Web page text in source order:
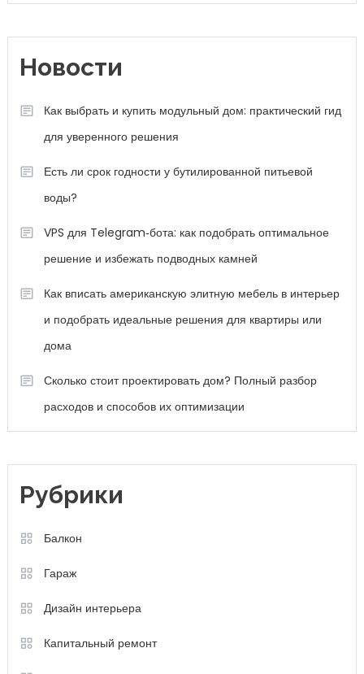
Новости
Как выбрать и купить модульный дом: практический гид
для уверенного решения
Есть ли срок годности у бутилированной питьевой
воды?
VPS для Telegram‑бота: как подобрать оптимальное
решение и избежать подводных камней
Как вписать американскую элитную мебель в интерьер
и подобрать идеальные решения для квартиры или
дома
Сколько стоит проектировать дом? Полный разбор
расходов и способов их оптимизации
Рубрики
Балкон
Гараж
Дизайн интерьера
Капитальный ремонт